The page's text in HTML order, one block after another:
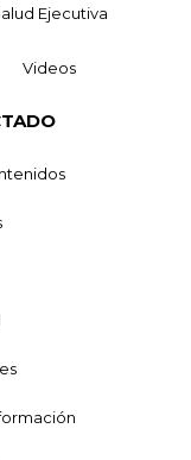
Ejecutiva
Videos